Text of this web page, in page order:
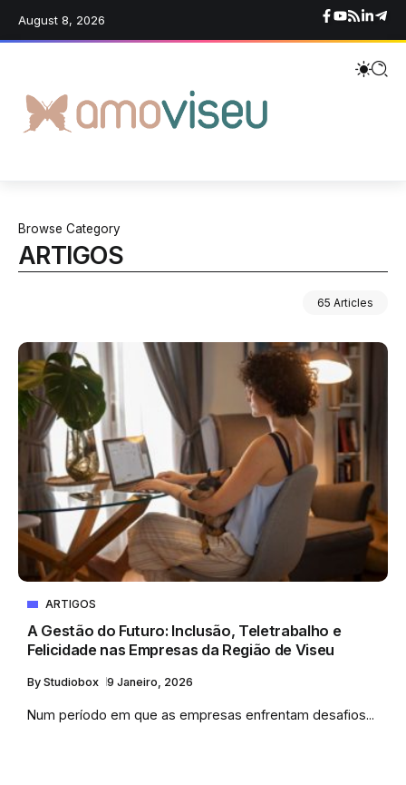
August 8, 2026
Browse Category
ARTIGOS
65 Articles
ARTIGOS
A Gestão do Futuro: Inclusão, Teletrabalho e
Felicidade nas Empresas da Região de Viseu
By Studiobox 9 Janeiro, 2026
Num período em que as empresas enfrentam desafios...